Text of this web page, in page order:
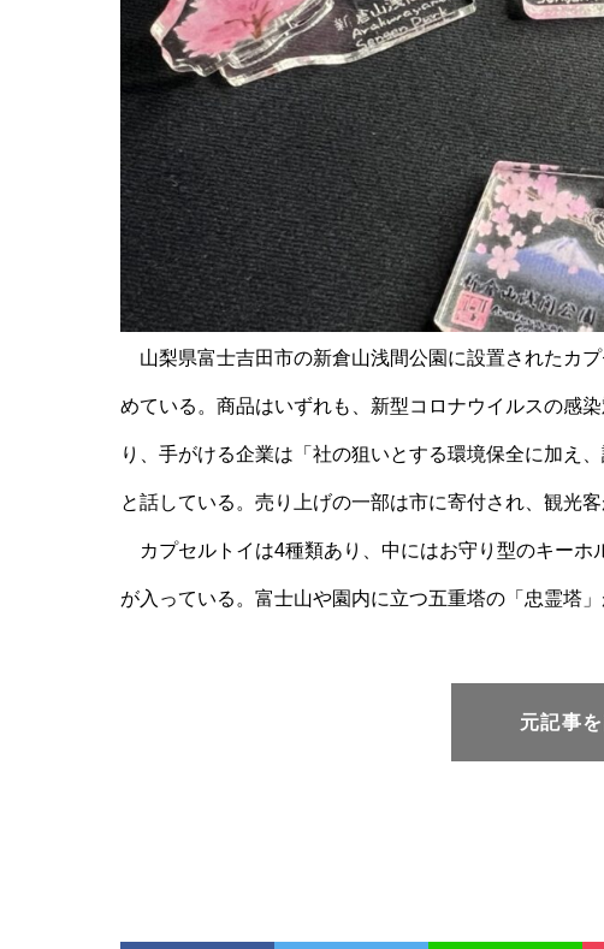
山梨県富士吉田市の新倉山浅間公園に設置されたカ
めている。商品はいずれも、新型コロナウイルスの感
り、手がける企業は「社の狙いとする環境保全に加え
と話している。売り上げの一部は市に寄付され、観光
カプセルトイは4種類あり、中にはお守り型のキーホ
が入っている。富士山や園内に立つ五重塔の「忠霊塔
元記事